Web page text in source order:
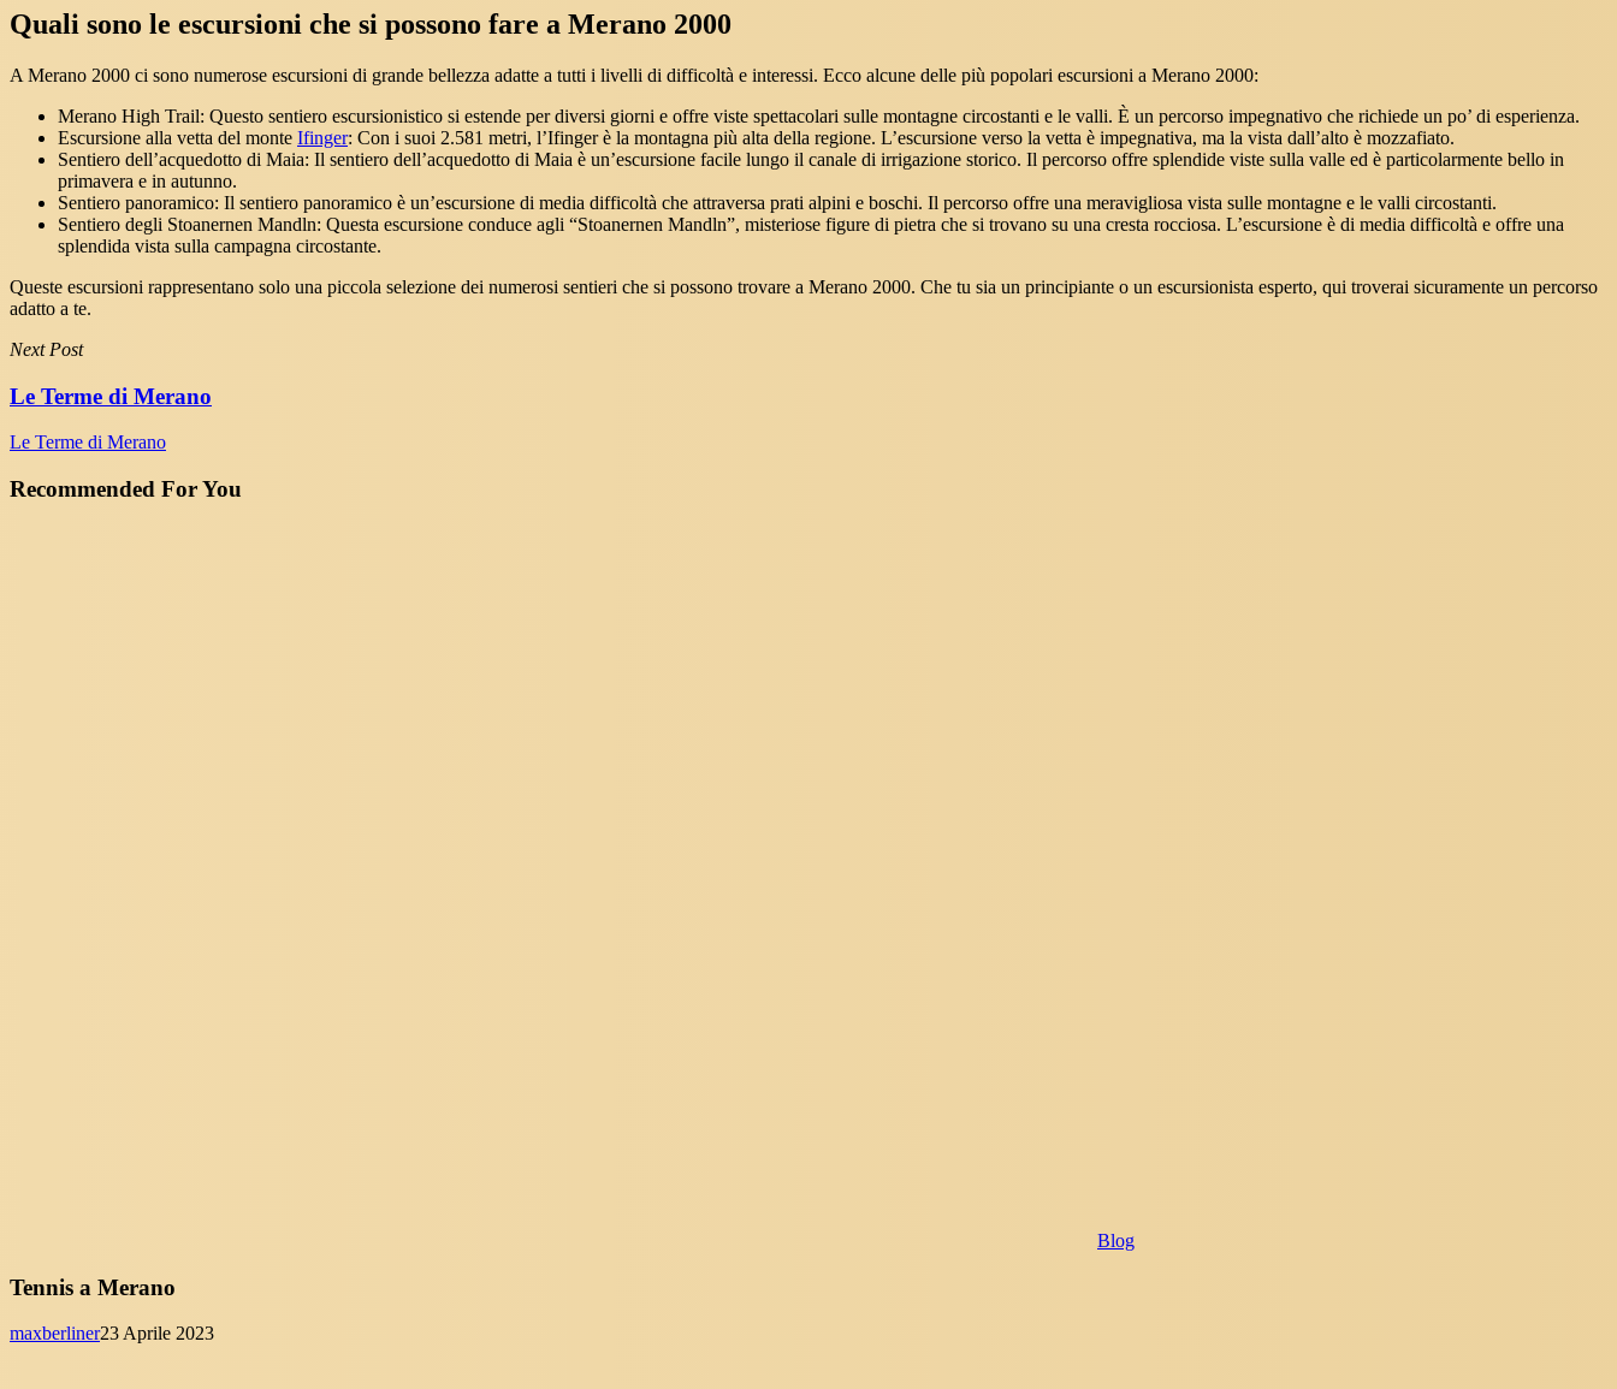
Quali sono le escursioni che si possono fare a Merano 2000
A Merano 2000 ci sono numerose escursioni di grande bellezza adatte a tutti i livelli di difficoltà e interessi. Ecco alcune delle più popolari escursioni a Merano 2000:
Merano High Trail: Questo sentiero escursionistico si estende per diversi giorni e offre viste spettacolari sulle montagne circostanti e le valli. È un percorso impegnativo che richiede un po’ di esperienza.
Escursione alla vetta del monte Ifinger: Con i suoi 2.581 metri, l’Ifinger è la montagna più alta della regione. L’escursione verso la vetta è impegnativa, ma la vista dall’alto è mozzafiato.
Sentiero dell’acquedotto di Maia: Il sentiero dell’acquedotto di Maia è un’escursione facile lungo il canale di irrigazione storico. Il percorso offre splendide viste sulla valle ed è particolarmente bello in
primavera e in autunno.
Sentiero panoramico: Il sentiero panoramico è un’escursione di media difficoltà che attraversa prati alpini e boschi. Il percorso offre una meravigliosa vista sulle montagne e le valli circostanti.
Sentiero degli Stoanernen Mandln: Questa escursione conduce agli “Stoanernen Mandln”, misteriose figure di pietra che si trovano su una cresta rocciosa. L’escursione è di media difficoltà e offre una
splendida vista sulla campagna circostante.
Queste escursioni rappresentano solo una piccola selezione dei numerosi sentieri che si possono trovare a Merano 2000. Che tu sia un principiante o un escursionista esperto, qui troverai sicuramente un percorso
adatto a te.
Next Post
Le Terme di Merano
Le Terme di Merano
Recommended For You
Blog
Tennis a Merano
maxberliner23 Aprile 2023